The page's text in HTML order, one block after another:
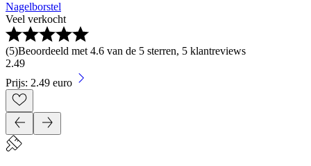
Nagelborstel
Veel verkocht
(5)Beoordeeld met 4.6 van de 5 sterren, 5 klantreviews
2.49
Prijs: 2.49 euro